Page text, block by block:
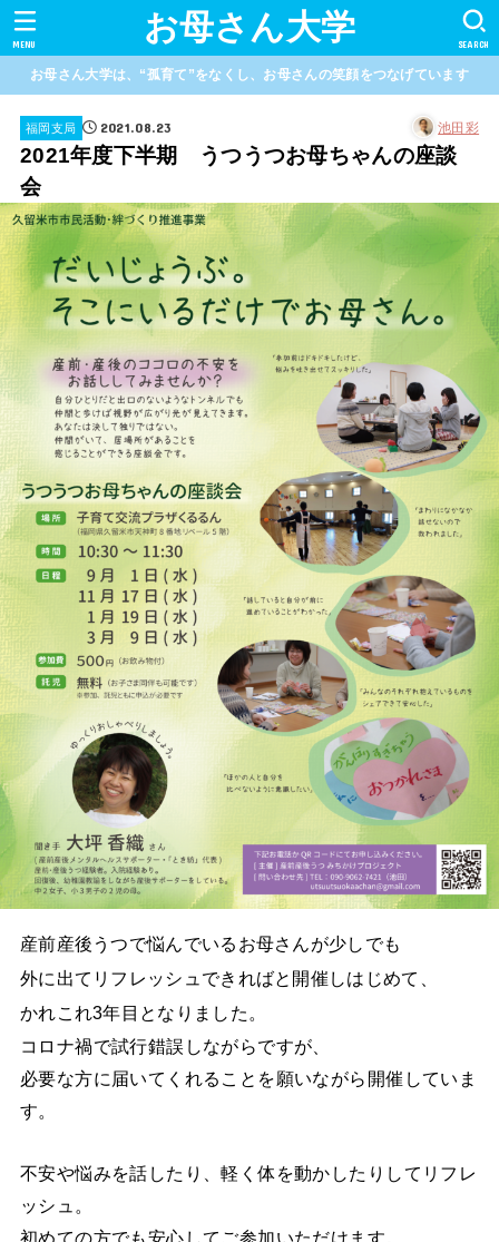
お母さん大学 SEARCH
MENU
お母さん大学は、“孤育て”をなくし、お母さんの笑顔をつなげています
福岡支局 2021.08.23 池田彩
2021年度下半期 うつうつお母ちゃんの座談
会
産前産後うつで悩んでいるお母さんが少しでも
外に出てリフレッシュできればと開催しはじめて、
かれこれ3年目となりました。
コロナ禍で試行錯誤しながらですが、
必要な方に届いてくれることを願いながら開催していま
す。
不安や悩みを話したり、軽く体を動かしたりしてリフレ
ッシュ。
初めての方でも安心してご参加いただけます。